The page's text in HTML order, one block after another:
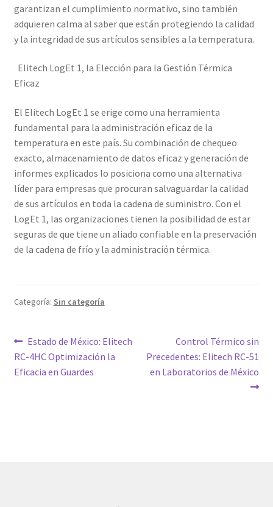
garantizan el cumplimiento normativo, sino también
adquieren calma al saber que están protegiendo la calidad
y la integridad de sus artículos sensibles a la temperatura.
Elitech LogEt 1, la Elección para la Gestión Térmica
Eficaz
El Elitech LogEt 1 se erige como una herramienta
fundamental para la administración eficaz de la
temperatura en este país. Su combinación de chequeo
exacto, almacenamiento de datos eficaz y generación de
informes explicados lo posiciona como una alternativa
líder para empresas que procuran salvaguardar la calidad
de sus artículos en toda la cadena de suministro. Con el
LogEt 1, las organizaciones tienen la posibilidad de estar
seguras de que tiene un aliado confiable en la preservación
de la cadena de frío y la administración térmica.
Categoría: Sin categoría
Navegación
de
Entrada
anterior:
Estado de México: Elitech
RC-4HC Optimización la
Eficacia en Guardes
Siguiente
entrada:
Control Térmico sin
Precedentes: Elitech RC-51
en Laboratorios de México